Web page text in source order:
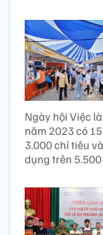
Ngày hội Việc
năm 2023 có
3.000 chỉ tiêu
dụng trên